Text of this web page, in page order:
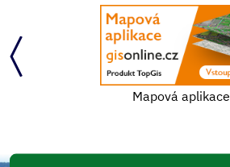
Mapová aplikace